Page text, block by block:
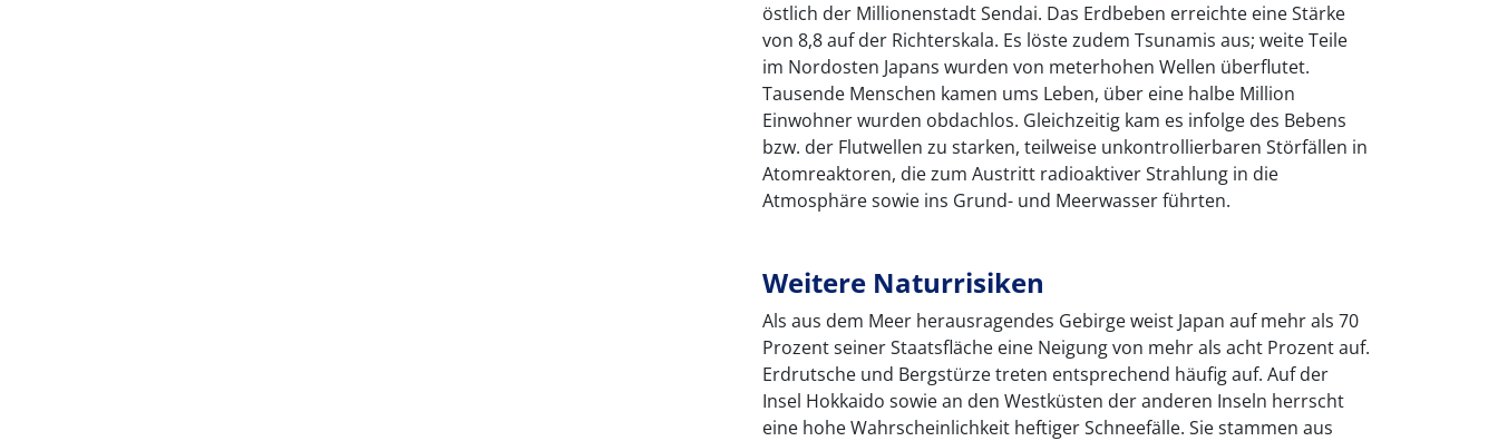
östlich der Millionenstadt Sendai. Das Erdbeben erreichte eine Stärke
von 8,8 auf der Richterskala. Es löste zudem Tsunamis aus; weite Teile
im Nordosten Japans wurden von meterhohen Wellen überflutet.
Tausende Menschen kamen ums Leben, über eine halbe Million
Einwohner wurden obdachlos. Gleichzeitig kam es infolge des Bebens
bzw. der Flutwellen zu starken, teilweise unkontrollierbaren Störfällen in
Atomreaktoren, die zum Austritt radioaktiver Strahlung in die
Atmosphäre sowie ins Grund- und Meerwasser führten.
Weitere Naturrisiken
Als aus dem Meer herausragendes Gebirge weist Japan auf mehr als 70
Prozent seiner Staatsfläche eine Neigung von mehr als acht Prozent auf.
Erdrutsche und Bergstürze treten entsprechend häufig auf. Auf der
Insel Hokkaido sowie an den Westküsten der anderen Inseln herrscht
eine hohe Wahrscheinlichkeit heftiger Schneefälle. Sie stammen aus